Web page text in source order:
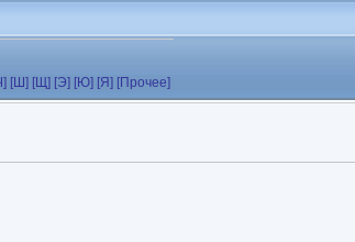
[Ш] [Щ] [Э] [Ю] [Я] [Прочее]